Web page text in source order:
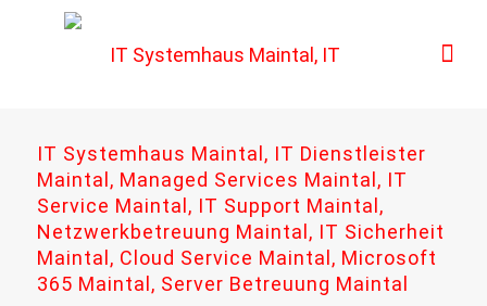
IT Systemhaus Maintal, IT Dienstleister
Maintal, Managed Services Maintal, IT
Service Maintal, IT Support Maintal,
Netzwerkbetreuung Maintal, IT Sicherheit
Maintal, Cloud Service Maintal, Microsoft
365 Maintal, Server Betreuung Maintal